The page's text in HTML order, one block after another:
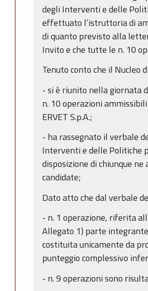
degli Interventi e delle
effettuato l’istruttoria di
di quanto previsto alla
Invito e che tutte le n. 10
Tenuto conto che il Nucleo
- si è riunito nella giornata
n. 10 operazioni
ERVET S.p.A.;
- ha rassegnato il verbale
Interventi e delle Politiche
disposizione di chiunque
candidate;
Dato atto che dal verbale
- n. 1 operazione, riferita
Allegato 1) parte
costituita unicamente da
punteggio complessivo
- n. 9 operazioni sono